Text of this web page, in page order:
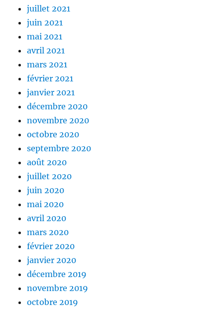
juillet 2021
juin 2021
mai 2021
avril 2021
mars 2021
février 2021
janvier 2021
décembre 2020
novembre 2020
octobre 2020
septembre 2020
août 2020
juillet 2020
juin 2020
mai 2020
avril 2020
mars 2020
février 2020
janvier 2020
décembre 2019
novembre 2019
octobre 2019